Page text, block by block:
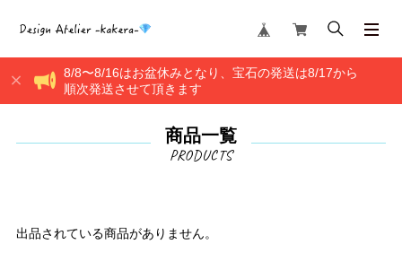
8/8〜8/16はお盆休みとなり、宝石の発送は8/17から
順次発送させて頂きます
商品一覧
出品されている商品がありません。